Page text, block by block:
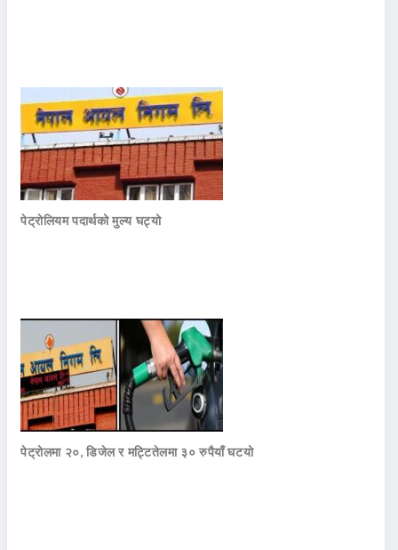
पेट्रोलियम पदार्थको मुल्य घट्यो
पेट्रोलमा २०, डिजेल र मट्टितेलमा ३० रुपैयाँ घटयो